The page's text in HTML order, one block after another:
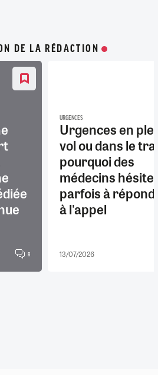
DE LA RÉDACTION
8
URGENCES
Urgences en
vol ou dans le
pourquoi des
médecins
parfois à
à l'appel
13/07/2026